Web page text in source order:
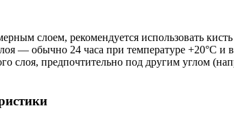
слоем, рекомендуется использовать
— обычно 24 часа при температуре +20°C и
слоя, предпочтительно под другим углом